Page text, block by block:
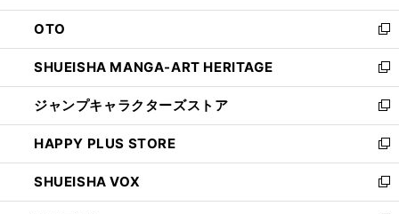
ウ
で
開
く
ン
ド
ウ
で
開
く
OTO
新
し
い
ウ
ィ
ン
ド
ウ
で
開
SHUEISHA MANGA-ART HERITAGE
新
し
い
ウ
ィ
ン
ド
ウ
ジャンプキャラクターズストア
新
し
い
ウ
ィ
ン
HAPPY PLUS STORE
新
し
い
ウ
SHUEISHA VOX
新
し